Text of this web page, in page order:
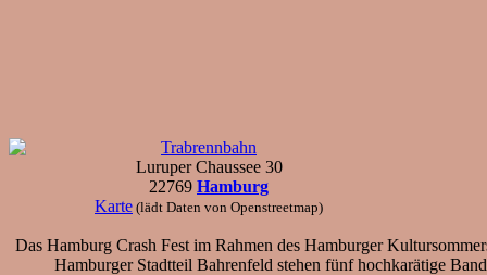
Trabrennbahn
Luruper Chaussee 30
22769 Hamburg
Karte (lädt Daten von Openstreetmap)
Das Hamburg Crash Fest im Rahmen des Hamburger
Hamburger Stadtteil Bahrenfeld stehen fünf hochkarätige